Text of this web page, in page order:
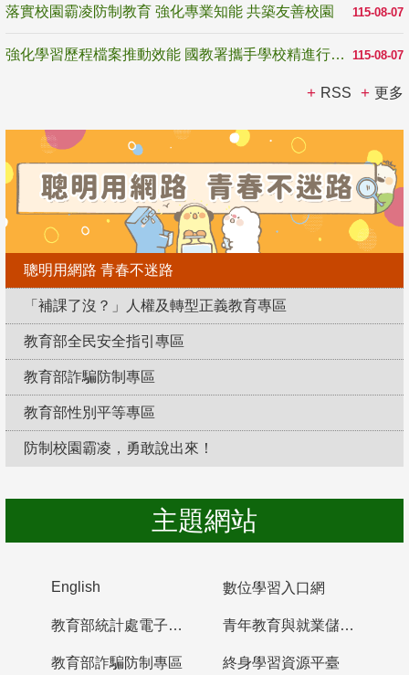
115-08-07
落實校園霸凌防制教育 強化專業知能 共築友善校園
115-08-07
強化學習歷程檔案推動效能 國教署攜手學校精進行政與教學支持
RSS 更多
聰明用網路 青春不迷路
「補課了沒？」人權及轉型正義教育專區
教育部全民安全指引專區
教育部詐騙防制專區
教育部性別平等專區
防制校園霸凌，勇敢說出來！
主題網站
English 數位學習入口網
教育部統計處電子書櫃 青年教育與就業儲蓄帳戶
教育部詐騙防制專區 終身學習資源平臺